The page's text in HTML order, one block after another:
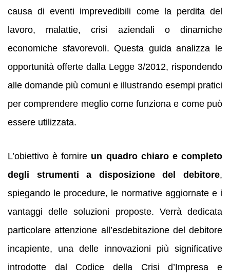
causa di eventi imprevedibili come la perdita del
lavoro, malattie, crisi aziendali o dinamiche
economiche sfavorevoli. Questa guida analizza le
opportunità offerte dalla Legge 3/2012, rispondendo
alle domande più comuni e illustrando esempi pratici
per comprendere meglio come funziona e come può
essere utilizzata.
L’obiettivo è fornire un quadro chiaro e completo
degli strumenti a disposizione del debitore,
spiegando le procedure, le normative aggiornate e i
vantaggi delle soluzioni proposte. Verrà dedicata
particolare attenzione all’esdebitazione del debitore
incapiente, una delle innovazioni più significative
introdotte dal Codice della Crisi d’Impresa e